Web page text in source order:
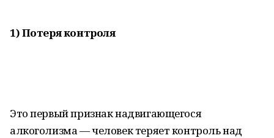
1) Потеря контроля
Это первый признак надвигающегося
алкоголизма — человек теряет контроль над